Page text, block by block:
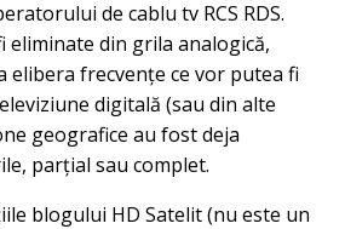
de cablu tv RCS RDS.
din grila analogică,
elibera frecvențe ce vor putea fi
digitală (sau din alte
geografice au fost deja
parțial sau complet.
blogului HD Satelit (nu este un